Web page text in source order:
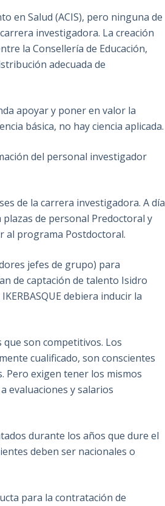
en Salud (ACIS), pero ninguna de
investigadora. La creación
la Consellería de Educación,
adecuada de
apoyar y poner en valor la
básica, no hay ciencia aplicada.
del personal investigador
de la carrera investigadora. A día
plazas de personal Predoctoral y
al programa Postdoctoral.
jefes de grupo) para
de captación de talento Isidro
debiera inducir la
son competitivos. Los
cualificado, son conscientes
Pero exigen tener los mismos
evaluaciones y salarios
durante los años que dure el
deben ser nacionales o
para la contratación de